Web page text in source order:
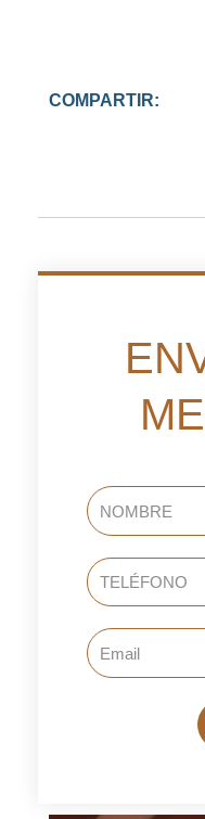
COMPARTIR:
NOMBRE
TELÉFONO
Email